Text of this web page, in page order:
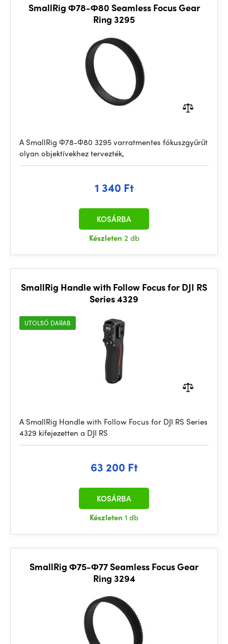
SmallRig Φ78-Φ80 Seamless Focus Gear
Ring 3295
A SmallRig Φ78-Φ80 3295 varratmentes fókuszgyűrűt
olyan objektívekhez tervezték,
1 340 Ft
Készleten 2 db
KOSÁRBA
SmallRig Handle with Follow Focus for DJI RS
Series 4329
UTOLSÓ DARAB
A SmallRig Handle with Follow Focus for DJI RS Series
4329 kifejezetten a DJI RS
63 200 Ft
Készleten 1 db
KOSÁRBA
SmallRig Φ75-Φ77 Seamless Focus Gear
Ring 3294